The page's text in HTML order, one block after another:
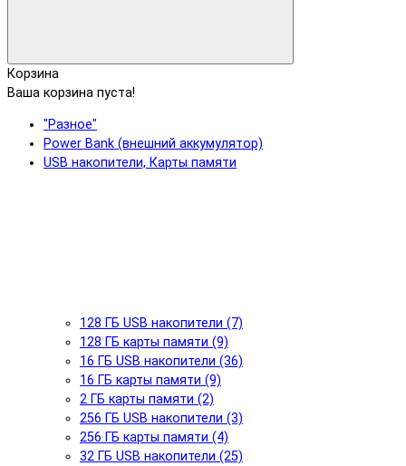
Корзина
Ваша корзина пуста!
"Разное"
Power Bank (внешний аккумулятор)
USB накопители, Карты памяти
128 ГБ USB накопители (7)
128 ГБ карты памяти (9)
16 ГБ USB накопители (36)
16 ГБ карты памяти (9)
2 ГБ карты памяти (2)
256 ГБ USB накопители (3)
256 ГБ карты памяти (4)
32 ГБ USB накопители (25)